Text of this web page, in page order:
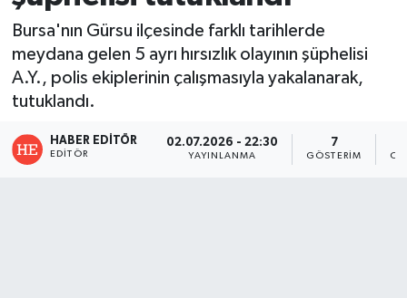
Bursa'nın Gürsu ilçesinde farklı tarihlerde
meydana gelen 5 ayrı hırsızlık olayının şüphelisi
A.Y., polis ekiplerinin çalışmasıyla yakalanarak,
tutuklandı.
HABER EDITÖR
EDITÖR
02.07.2026 - 22:30
YAYINLANMA
7
GÖSTERIM